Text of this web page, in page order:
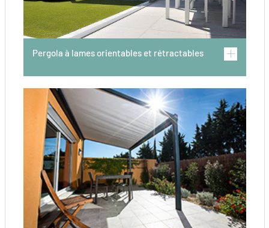
Pergola à lames orientables et rétractables